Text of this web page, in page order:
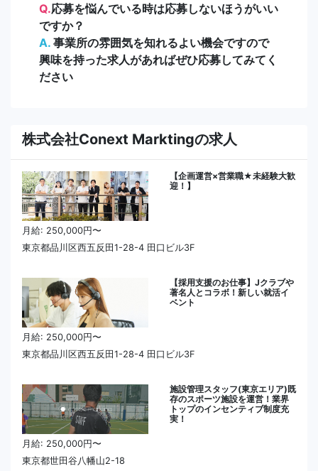
Q.応募を悩んでいる時は応募しないほうがいい
ですか？
A. 事業所の雰囲気を知れるよい機会ですので
興味を持った求人があればぜひ応募してみてく
ださい
株式会社Conext Marktingの求人
【企画運営×営業職★未経験大歓
迎！】
月給: 250,000円〜
東京都品川区西五反田1-28-4 田口ビル3F
【採用支援のお仕事】Jクラブや
著名人とコラボ！新しい就活イ
ベント
月給: 250,000円〜
東京都品川区西五反田1-28-4 田口ビル3F
施設管理スタッフ(東京エリア)既
存のスポーツ施設を運営！業界
トップのインセンティブ制度充
実！
月給: 250,000円〜
東京都世田谷八幡山2-18